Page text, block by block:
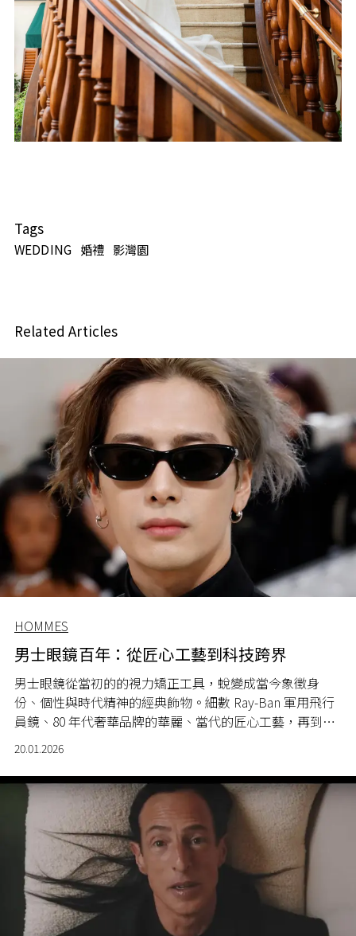
Tags
WEDDING 婚禮 影灣園
Related Articles
HOMMES
男士眼鏡百年：從匠心工藝到科技跨界
男士眼鏡從當初的的視力矯正工具，蛻變成當今象徵身
份、個性與時代精神的經典飾物。細數 Ray-Ban 軍用飛行
員鏡、80 年代奢華品牌的華麗、當代的匠心工藝，再到近
時尚史。
20.01.2026